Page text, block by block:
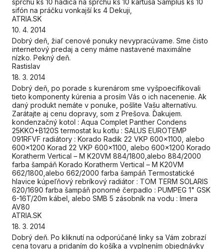
sifón na práčku vonkajší ks 4 Dekuji,
ATRIA.SK
10. 4. 2014
Dobrý deň, žiaľ cenové ponuky nevypracúvame. Sme čisto
internetový predaj a ceny máme nastavené maximálne
nízko. Pekný deň.
Rastislav
18. 3. 2014
Dobrý deň, po porade s kurenárom sme vyšpoecifikovali
tieto komponenty kúrenia a prosím Vás o ich nacenenie. Ak
daný produkt nemáte v ponuke, pošlite Vašu alternatívu.
Zarátajte aj cenu dopravy, som z Prešova. Ďakujem.
kondenzačný kotol : Aqua Complet Panther Condens
25KKO+B120S termostat ku kotlu : SALUS EUROTEMP
091RFVF radiátory : Korado Radik 22 VKP 600x1100, alebo
600x1200 Korad 22 VKP 600x1100, alebo 600x1200 Korado
Koratherm Vertical – M K20VM 884/1800,alebo 884/2000
farba šampáň Korado Koratherm Vertical – M K20VM
662/1800,alebo 662/2000 farba šampáň Termostatické
hlavice kúpeľňový rebríkový radiátor : TOM TERM SOLARIS
620/1690 farba šampáň ponorné čerpadlo : PUMPEG 1" GSK
6-16T/20m kábel, alebo SMB 5 zásobník na vodu : Imera
AV80
ATRIA.SK
18. 3. 2014
Dobrý deň. Po kliknutí na odporúčané linky sa Vám zobrazí
cena tovaru a pridaním do košíka a vyplnením objednávky